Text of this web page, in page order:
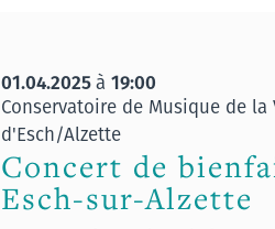
01.04.2025à 19:00
Conservatoire de Musique de la
d'Esch/Alzette
Concert de
Esch-sur-Alzette